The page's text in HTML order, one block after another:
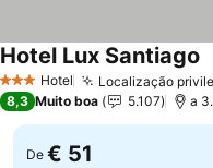
3 EstrelasHotel Localização
Hotel Lux Santiago
8,3 Muito boa 5.107
De € 51